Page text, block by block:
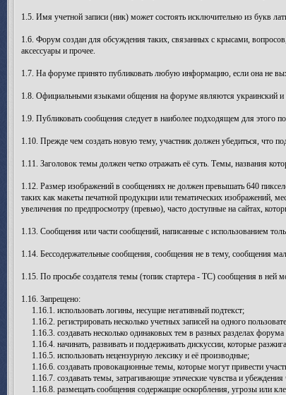
1.5. Имя учетной записи (ник) может состоять исключительно из букв
1.6. Форум создан для обсуждения таких, связанных с крысами,
аксессуары и прочее.
1.7. На форуме принято публиковать любую информацию, если она не
1.8. Официальными языками общения на форуме являются украинский и
1.9. Публиковать сообщения следует в наиболее подходящем для этого по
1.10. Прежде чем создать новую тему, участник должен убедиться, что
1.11. Заголовок темы должен четко отражать её суть. Темы, названия
1.12. Размер изображений в сообщениях не должен превышать 640
таких как макеты печатной продукции или тематических изображений,
увеличения по предпросмотру (превью), часто доступные на сайтах,
1.13. Сообщения или части сообщений, написанные с использованием
1.14. Бессодержательные сообщения, сообщения не в тему, сообщения
1.15. По просьбе создателя темы (топик стартера - ТС) сообщения в ней
1.16. Запрещено:
1.16.1. использовать логины, несущие негативный подтекст;
1.16.2. регистрировать несколько учетных записей на одного
1.16.3. создавать несколько одинаковых тем в разных разделах
1.16.4. начинать, развивать и поддерживать дискуссии, которые
1.16.5. использовать нецензурную лексику и её производные;
1.16.6. создавать провокационные темы, которые могут привести
1.16.7. создавать темы, затрагивающие этические чувства и
1.16.8. размещать сообщения содержащие оскорбления, угрозы или